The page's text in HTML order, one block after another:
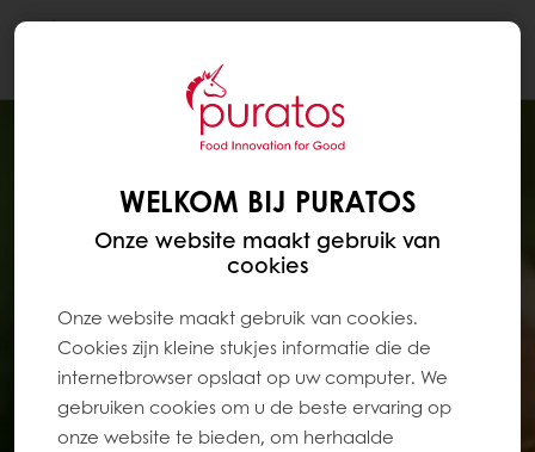
WELKOM BIJ PURATOS
Onze website maakt gebruik van
cookies
Onze website maakt gebruik van cookies.
Cookies zijn kleine stukjes informatie die de
internetbrowser opslaat op uw computer. We
gebruiken cookies om u de beste ervaring op
onze website te bieden, om herhaalde